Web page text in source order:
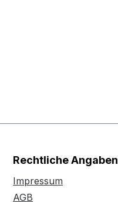
Rechtliche Angaben
Impressum
AGB